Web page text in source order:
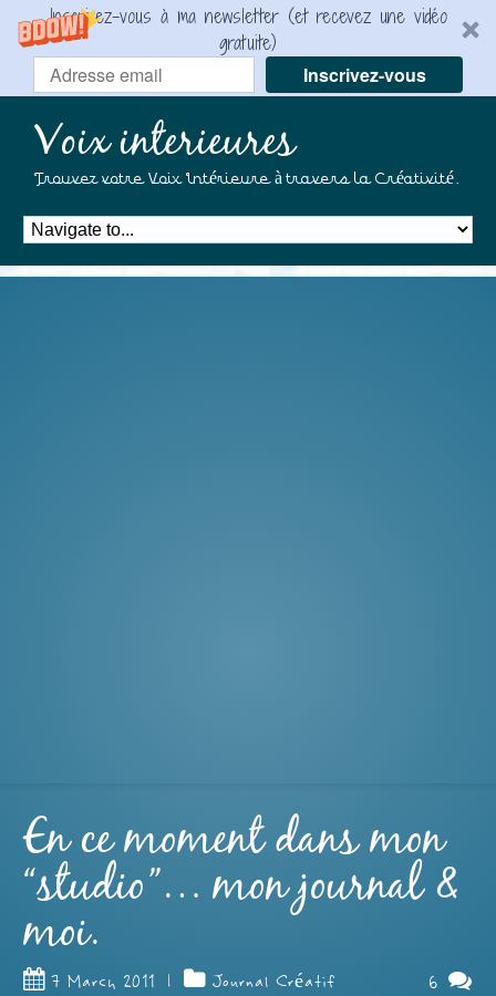
Inscrivez-vous à ma newsletter (et recevez une vidéo
gratuite)
Inscrivez-vous
Voix interieures
Trouvez votre Voix Intérieure à travers la Créativité.
En ce moment dans mon
“studio”… mon journal &
moi.
7 March 2011 | Journal Créatif 6